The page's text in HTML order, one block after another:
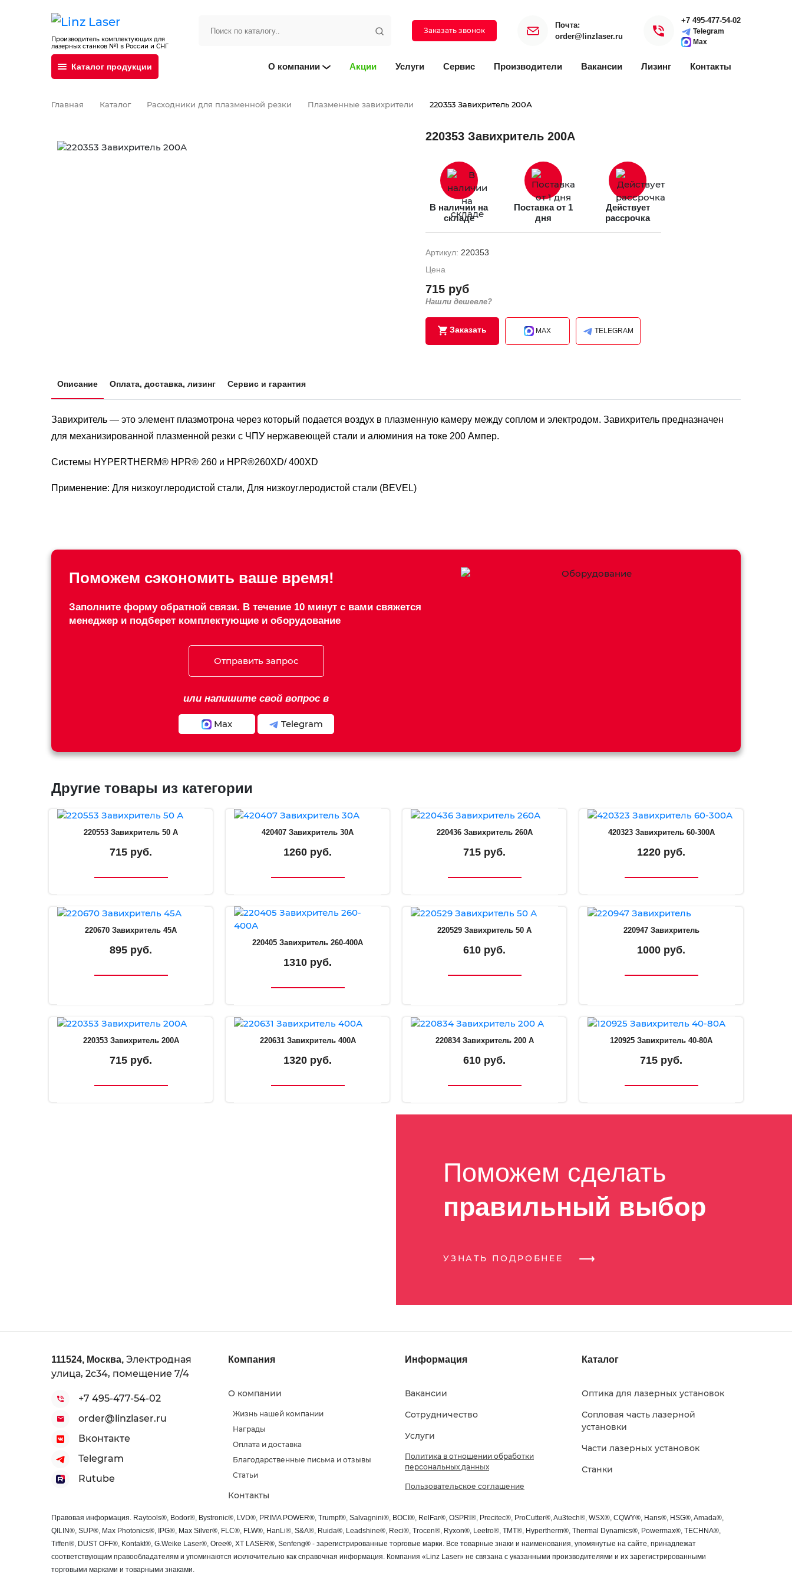
Производитель комплектующих для
лазерных станков №1 в России и СНГ
Заказать звонок
Почта:
order@linzlaser.ru
+7 495-477-54-02
Telegram
Max
Каталог продукции О компании Акции Услуги Сервис Производители Вакансии Лизинг Контакты
Главная Каталог Расходники для плазменной резки Плазменные завихрители 220353 Завихритель 200А
220353 Завихритель 200А
В наличии на
складе
Поставка от 1
дня
Действует
рассрочка
Артикул: 220353
Цена
715 руб
Нашли дешевле?
Заказать MAX TELEGRAM
Описание Оплата, доставка, лизинг Сервис и гарантия
Завихритель — это элемент плазмотрона через который подается воздух в плазменную камеру между соплом и электродом. Завихритель предназначен
для механизированной плазменной резки с ЧПУ нержавеющей стали и алюминия на токе 200 Ампер.
Системы HYPERTHERM® HPR® 260 и HPR®260XD/ 400XD
Применение: Для низкоуглеродистой стали, Для низкоуглеродистой стали (BEVEL)
Поможем сэкономить ваше время!
Заполните форму обратной связи. В течение 10 минут с вами свяжется
менеджер и подберет комплектующие и оборудование
Отправить запрос
или напишите свой вопрос в
Max Telegram
Другие товары из категории
220553 Завихритель 50 А
715 руб.
420407 Завихритель 30А
1260 руб.
220436 Завихритель 260А
715 руб.
420323 Завихритель 60-300А
1220 руб.
220670 Завихритель 45А
895 руб.
220405 Завихритель 260-400А
1310 руб.
220529 Завихритель 50 А
610 руб.
220947 Завихритель
1000 руб.
220353 Завихритель 200А
715 руб.
220631 Завихритель 400А
1320 руб.
220834 Завихритель 200 А
610 руб.
120925 Завихритель 40-80А
715 руб.
Поможем сделать
правильный выбор
УЗНАТЬ ПОДРОБНЕЕ
111524, Москва, Электродная
улица, 2с34, помещение 7/4
+7 495-477-54-02
order@linzlaser.ru
Вконтакте
Telegram
Rutube
Компания
О компании
Жизнь нашей компании
Награды
Оплата и доставка
Благодарственные письма и отзывы
Статьи
Контакты
Информация
Вакансии
Сотрудничество
Услуги
Политика в отношении обработки
персональных данных
Пользовательское соглашение
Каталог
Оптика для лазерных установок
Сопловая часть лазерной
установки
Части лазерных установок
Станки
Правовая информация. Raytools®, Bodor®, Bystronic®, LVD®, PRIMA POWER®, Trumpf®, Salvagnini®, BOCI®, RelFar®, OSPRI®, Precitec®, ProCutter®, Au3tech®, WSX®, CQWY®, Hans®, HSG®, Amada®,
QILIN®, SUP®, Max Photonics®, IPG®, Max Silver®, FLC®, FLW®, HanLi®, S&A®, Ruida®, Leadshine®, Reci®, Trocen®, Ryxon®, Leetro®, TMT®, Hypertherm®, Thermal Dynamics®, Powermax®, TECHNA®,
Tiffen®, DUST OFF®, Kontakt®, G.Weike Laser®, Oree®, XT LASER®, Senfeng® - зарегистрированные торговые марки. Все товарные знаки и наименования, упомянутые на сайте, принадлежат
соответствующим правообладателям и упоминаются исключительно как справочная информация. Компания «Linz Laser» не связана с указанными производителями и их зарегистрированными
торговыми марками и товарными знаками.